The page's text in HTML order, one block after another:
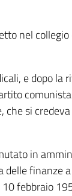
nel
e dopo la
che si
in
finanze
febbraio